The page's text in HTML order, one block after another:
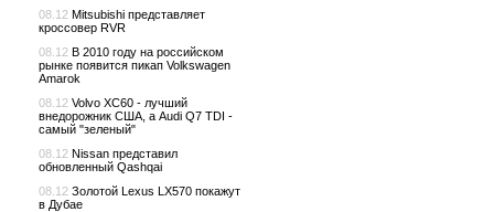
08.12 Mitsubishi представляет
кроссовер RVR
08.12 В 2010 году на российском
рынке появится пикап Volkswagen
Amarok
08.12 Volvo XC60 - лучший
внедорожник США, а Audi Q7 TDI -
самый "зеленый"
08.12 Nissan представил
обновленный Qashqai
08.12 Золотой Lexus LX570 покажут
в Дубае